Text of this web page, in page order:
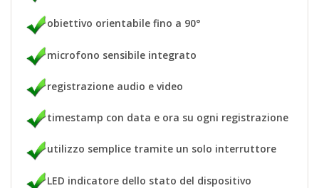
obiettivo orientabile fino a 90°
microfono sensibile integrato
registrazione audio e video
timestamp con data e ora su ogni registrazione
utilizzo semplice tramite un solo interruttore
LED indicatore dello stato del dispositivo